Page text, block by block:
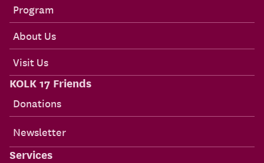
Program
About Us
Visit Us
KOLK 17 Friends
Donations
Newsletter
Services